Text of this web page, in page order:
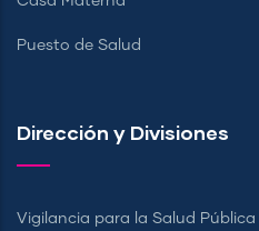
Puesto de Salud
Dirección y Divisiones
Vigilancia para la Salud Pública